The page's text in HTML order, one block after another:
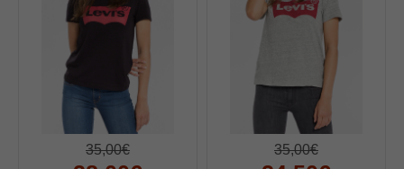
35,00€ 35,00€